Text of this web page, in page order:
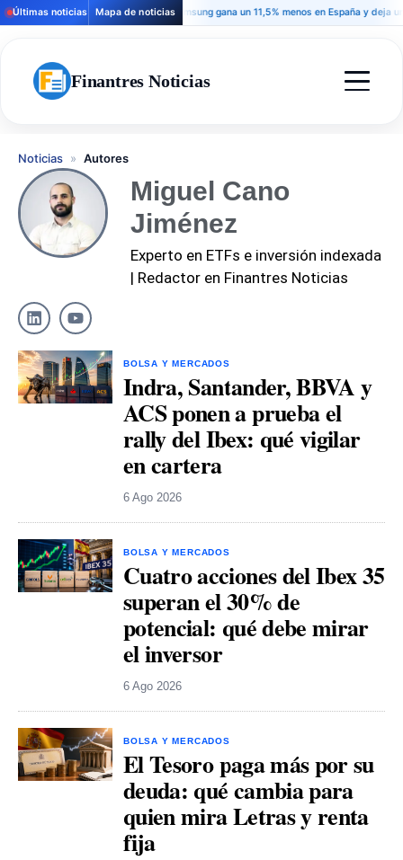
Últimas noticias Mapa de noticiasSamsung gana un 11,5% menos en España y deja una
Finantres Noticias
Noticias » Autores
Miguel Cano
Jiménez
Experto en ETFs e inversión indexada
| Redactor en Finantres Noticias
BOLSA Y MERCADOS
Indra, Santander, BBVA y
ACS ponen a prueba el
rally del Ibex: qué vigilar
en cartera
6 Ago 2026
BOLSA Y MERCADOS
Cuatro acciones del Ibex 35
superan el 30% de
potencial: qué debe mirar
el inversor
6 Ago 2026
BOLSA Y MERCADOS
El Tesoro paga más por su
deuda: qué cambia para
quien mira Letras y renta
fija